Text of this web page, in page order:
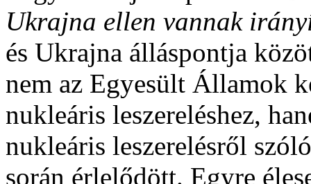
Ukrajna ellen vannak
és Ukrajna álláspontja
nem az Egyesült Államok
nukleáris leszereléshez,
nukleáris leszerelésről
során érlelődött. Egyre